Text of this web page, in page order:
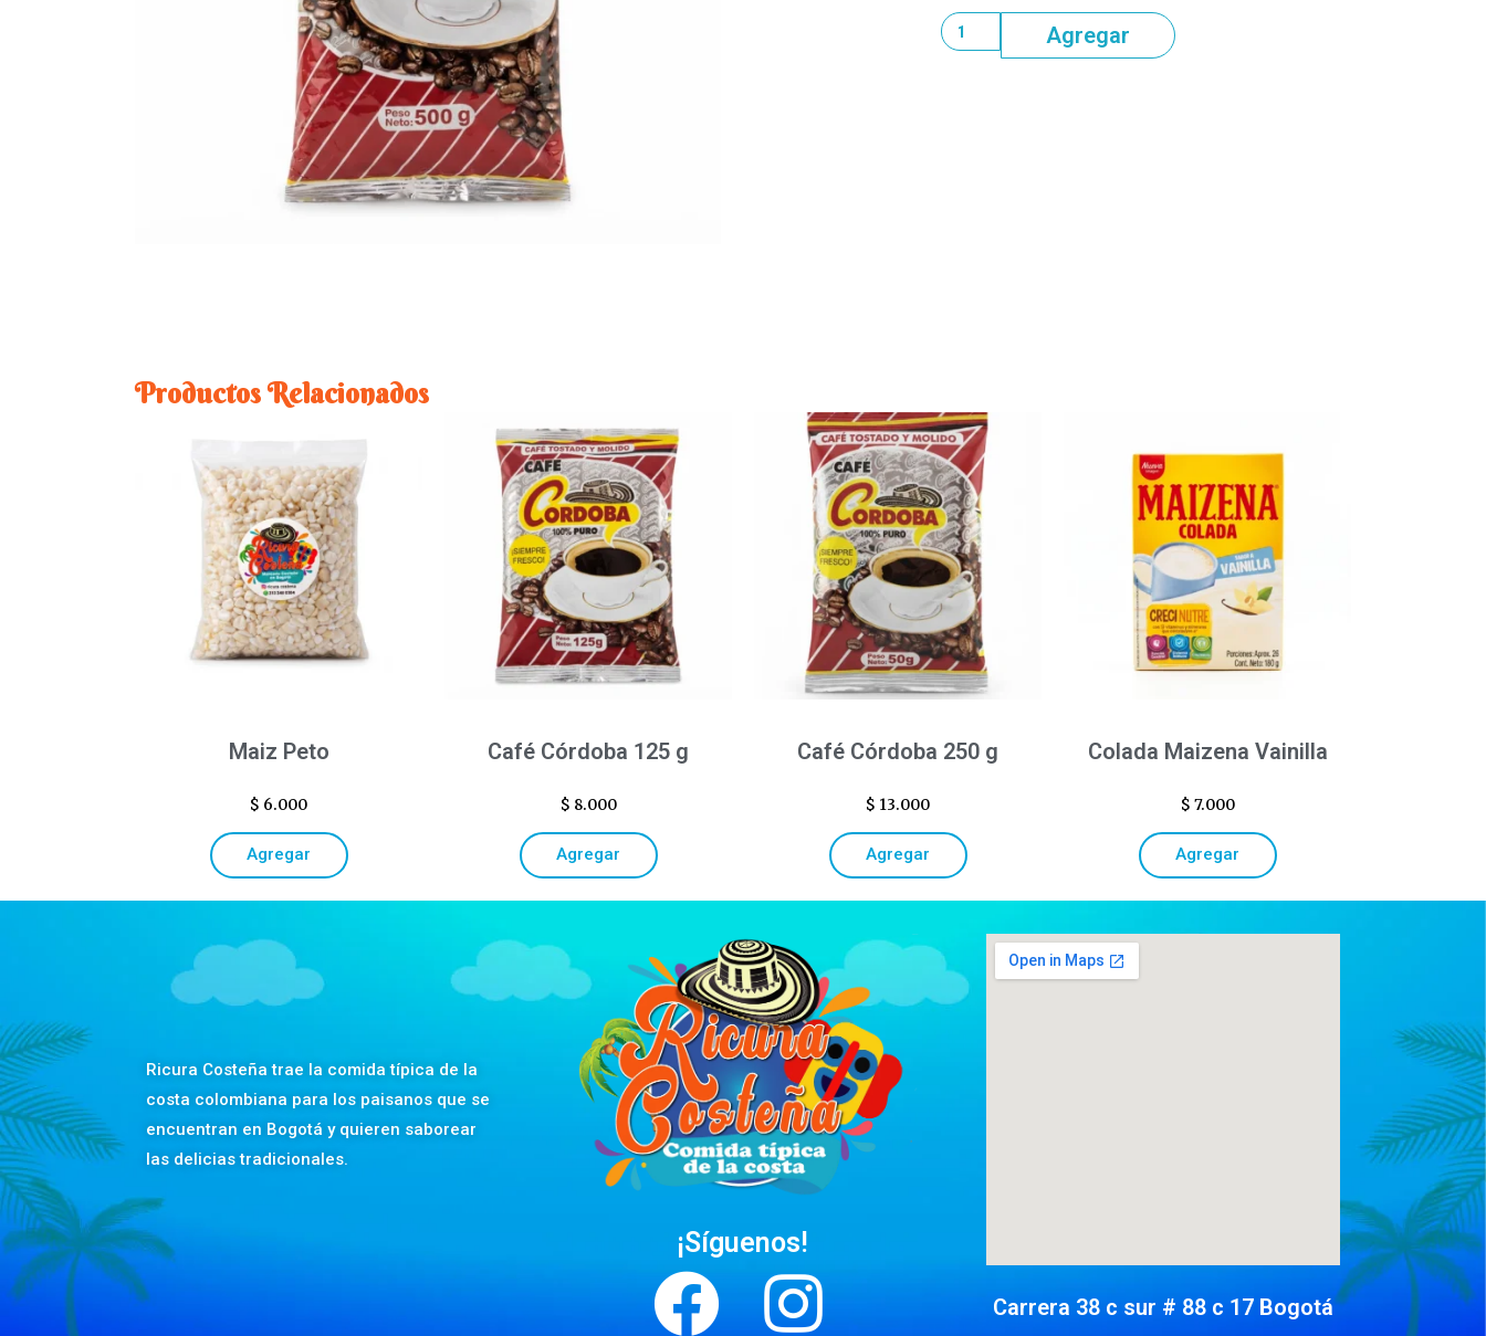
Agregar
Productos Relacionados
Maiz Peto
$ 6.000
Agregar
Café Córdoba 125 g
$ 8.000
Agregar
Café Córdoba 250 g
$ 13.000
Agregar
Colada Maizena Vainilla
$ 7.000
Agregar
Ricura Costeña trae la comida típica de la
costa colombiana para los paisanos que se
encuentran en Bogotá y quieren saborear
las delicias tradicionales.
¡Síguenos!
Carrera 38 c sur # 88 c 17 Bogotá